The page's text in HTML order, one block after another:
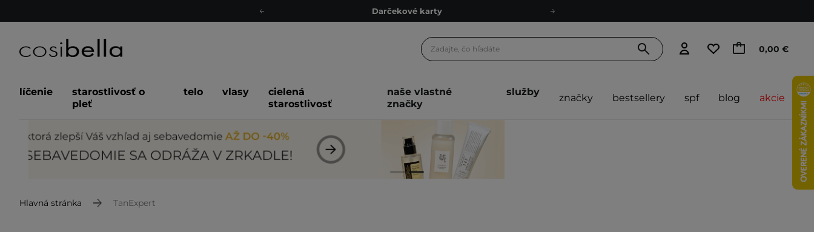
Darčekové karty
Odmeňovací program
Darčekové karty
Ekologické balenie
0,00 €
líčenie
starostlivosť o
pleť
telo vlasy
cielená
starostlivosť
naše vlastné
značky
služby
značky bestsellery spf blog akcie
Hlavná stránka TanExpert